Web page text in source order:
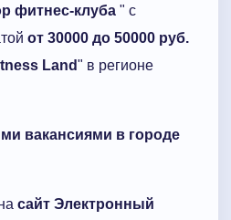
фитнес-клуба " с
от 30000 до 50000 руб.
Land" в регионе
вакансиями в городе
сайт Электронный